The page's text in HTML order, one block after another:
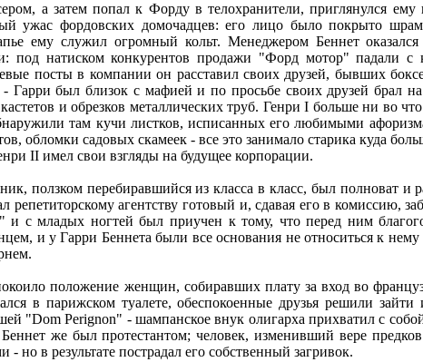
а затем попал к Форду в телохранители, приглянулся
ужас фордовских домочадцев: его лицо было покрыто
ему служил огромный кольт. Менеджером Беннет
натиском конкурентов продажи "Форд мотор" падали
посты в компании он расставил своих друзей, бывших
был близок с мафией и по просьбе своих друзей брал на
и обрезков металлических труб. Генри I больше ни во
там кучи листков, исписанных его любимыми
обломки садовых скамеек - все это занимало старика куда
II имел свои взгляды на будущее корпорации.
ползком перебиравшийся из класса в класс, был полноват и
репетиторскому агентству готовый и, сдавая его в комиссию,
и с младых ногтей был приучен к тому, что перед ним
и у Гарри Беннета были все основания не относиться к нему
положение женщин, собиравших плату за вход во
в парижском туалете, обеспокоенные друзья решили
"Dom Perignon" - шампанское внук олигарха прихватил с
же был протестантом; человек, изменивший вере
в результате пострадал его собственный загривок.